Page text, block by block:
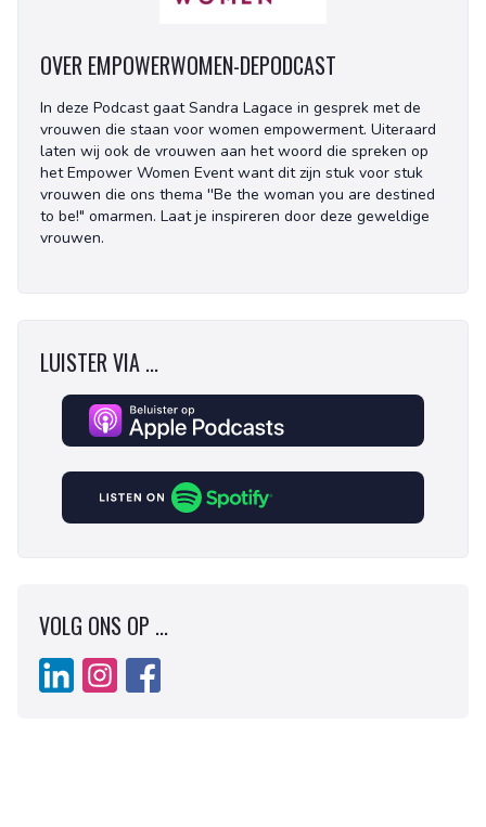
OVER EMPOWERWOMEN-DEPODCAST
In deze Podcast gaat Sandra Lagace in gesprek met de
vrouwen die staan voor women empowerment. Uiteraard
laten wij ook de vrouwen aan het woord die spreken op
het Empower Women Event want dit zijn stuk voor stuk
vrouwen die ons thema ''Be the woman you are destined
to be!" omarmen. Laat je inspireren door deze geweldige
vrouwen.
LUISTER VIA ...
VOLG ONS OP ...